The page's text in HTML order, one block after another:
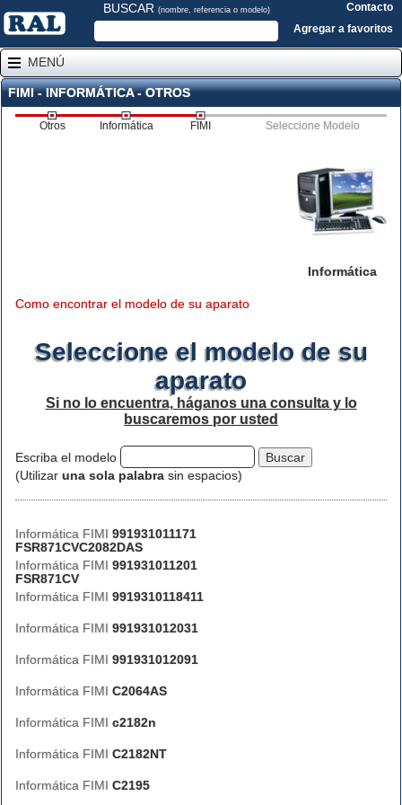
BUSCAR (nombre, referencia o modelo)
Contacto
Agregar a favoritos
MENÚ
FIMI - INFORMÁTICA - OTROS
Otros Informática FIMI Seleccione Modelo
Informática
Como encontrar el modelo de su aparato
Seleccione el modelo de su
aparato
Si no lo encuentra, háganos una consulta y lo
buscaremos por usted
Escriba el modelo
(Utilizar una sola palabra sin espacios)
Informática FIMI 991931011171
FSR871CVC2082DAS
Informática FIMI 991931011201
FSR871CV
Informática FIMI 9919310118411
Informática FIMI 991931012031
Informática FIMI 991931012091
Informática FIMI C2064AS
Informática FIMI c2182n
Informática FIMI C2182NT
Informática FIMI C2195